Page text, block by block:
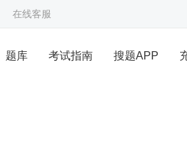
在线客服
题库 考试指南 搜题APP